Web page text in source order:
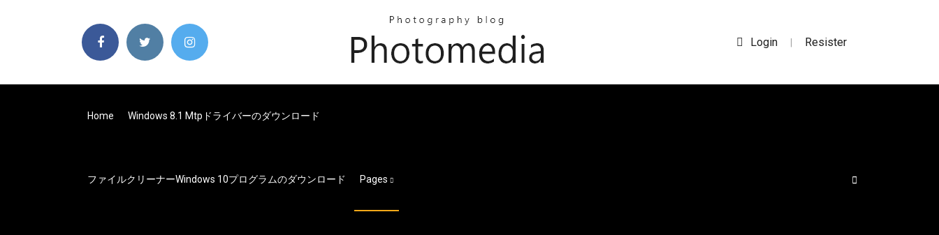
Login | Resister
Home Windows 8.1 Mtpドライバーのダウンロード
ファイルクリーナーwindows 10プログラムのダウンロード Pages